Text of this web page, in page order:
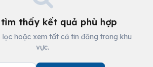
thấy kết quả phù hợp
lọc hoặc xem tất cả tin đăng trong khu
vực.